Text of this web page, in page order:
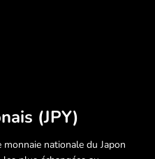
(JPY)
nationale du Japon